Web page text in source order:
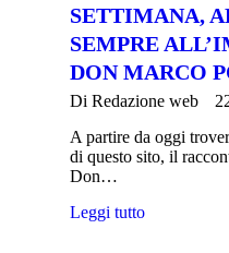
SETTIMANA,
SEMPRE
DON MARCO
Di Redazione web
A partire da oggi
di questo sito, il
Don…
Leggi tutto